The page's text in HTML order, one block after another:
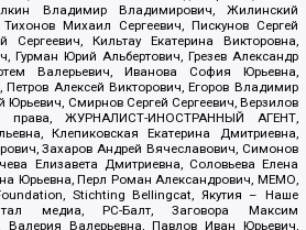
Владимир Владимирович, Жилинский
Михаил Сергеевич, Пискунов Сергей
Сергеевич, Кильтау Екатерина Викторовна,
Гурман Юрий Альбертович, Грезев Александр
Валерьевич, Иванова София Юрьевна,
Алексей Викторович, Егоров Владимир
Юрьевич, Смирнов Сергей Сергеевич, Верзилов
ЖУРНАЛИСТ-ИНОСТРАННЫЙ АГЕНТ,
Клепиковская Екатерина Дмитриевна,
Захаров Андрей Вячеславович, Симонов
Елизавета Дмитриевна, Соловьева Елена
Юрьевна, Перл Роман Александрович, МЕМО,
Stichting Bellingcat, Якутия – Наше
медиа, РС-Балт, Заговора Максим
Валерия Валерьевна, Павлов Иван Юрьевич,